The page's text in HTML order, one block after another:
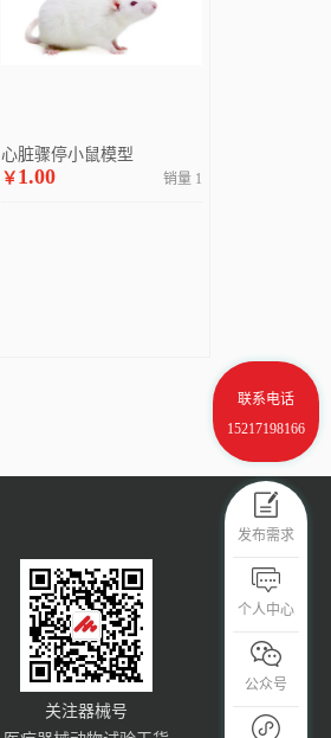
心脏骤停小鼠模型
￥ 1.00 销量 1
联系电话
15217198166
发布需求
个人中心
公众号
关注器械号